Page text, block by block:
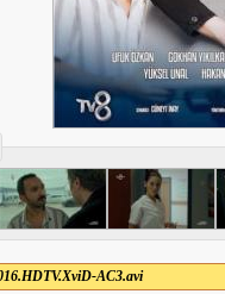
AC3.avi